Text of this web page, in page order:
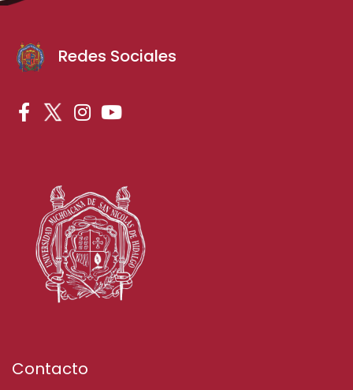
Redes Sociales
Contacto